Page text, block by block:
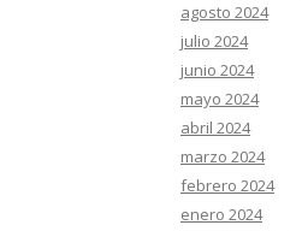
agosto 2024
julio 2024
junio 2024
mayo 2024
abril 2024
marzo 2024
febrero 2024
enero 2024